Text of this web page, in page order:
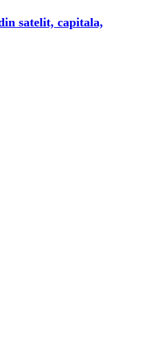
satelit, capitala,